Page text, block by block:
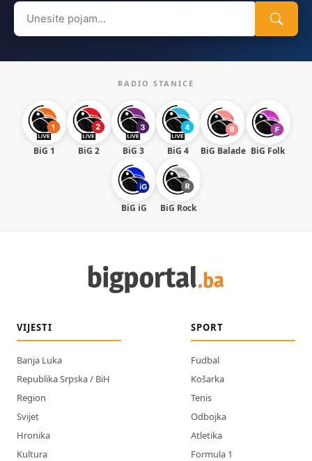
Search
for:
RADIO STANICE
BiG 1 BiG 2 BiG 3 BiG 4 BiG Balade BiG Folk
BiG iG BiG Rock
VIJESTI
Banja Luka
Republika Srpska / BiH
Region
Svijet
Hronika
Kultura
SPORT
Fudbal
Košarka
Tenis
Odbojka
Atletika
Formula 1